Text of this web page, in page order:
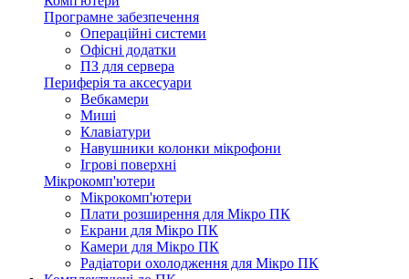
Програмне забезпечення
Операційні системи
Офісні додатки
ПЗ для сервера
Периферія та аксесуари
Вебкамери
Миші
Клавіатури
Навушники колонки мікрофони
Ігрові поверхні
Мікрокомп'ютери
Мікрокомп'ютери
Плати розширення для Мікро ПК
Екрани для Мікро ПК
Камери для Мікро ПК
Радіатори охолодження для Мікро ПК